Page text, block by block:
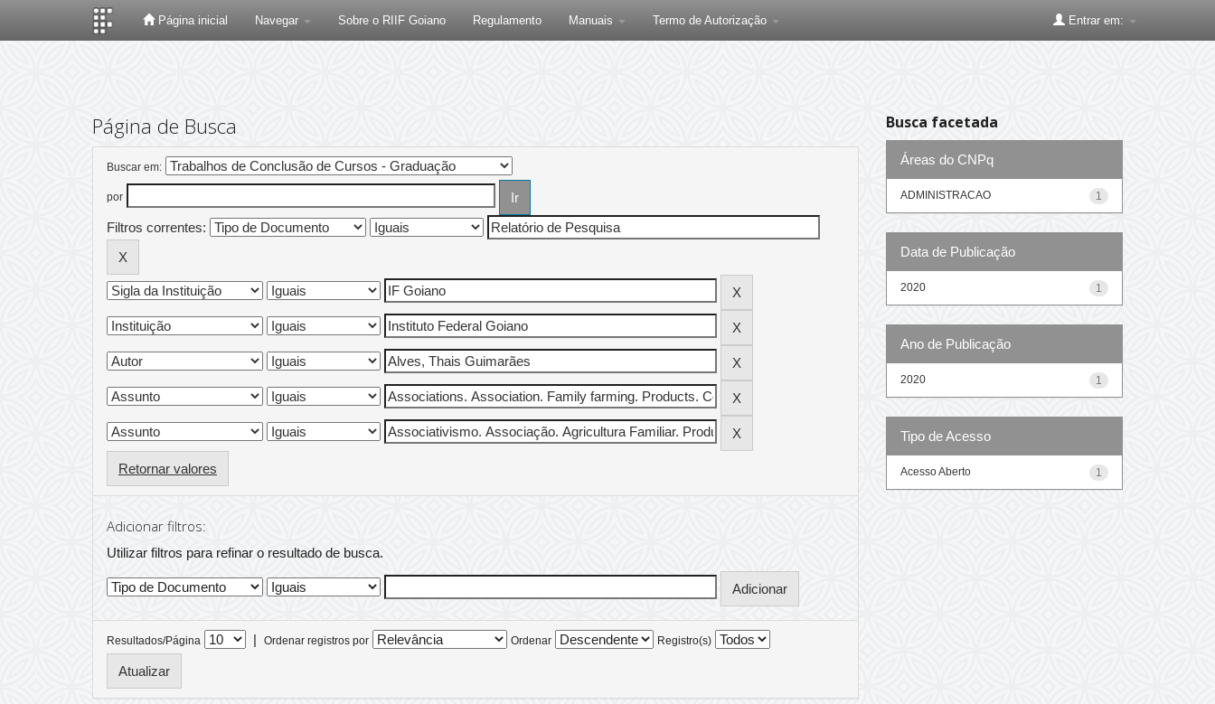
Página inicial Navegar Sobre o RIIF Goiano Regulamento Manuais Termo de Autorização Entrar em:
Página de Busca
Buscar em:
por
Filtros correntes:
Retornar valores
Adicionar filtros:
Utilizar filtros para refinar o resultado de busca.
Resultados/Página | Ordenar registros por Ordenar Registro(s)
Busca facetada
Áreas do CNPq
1
ADMINISTRACAO
Data de Publicação
1
2020
Ano de Publicação
1
2020
Tipo de Acesso
1
Acesso Aberto